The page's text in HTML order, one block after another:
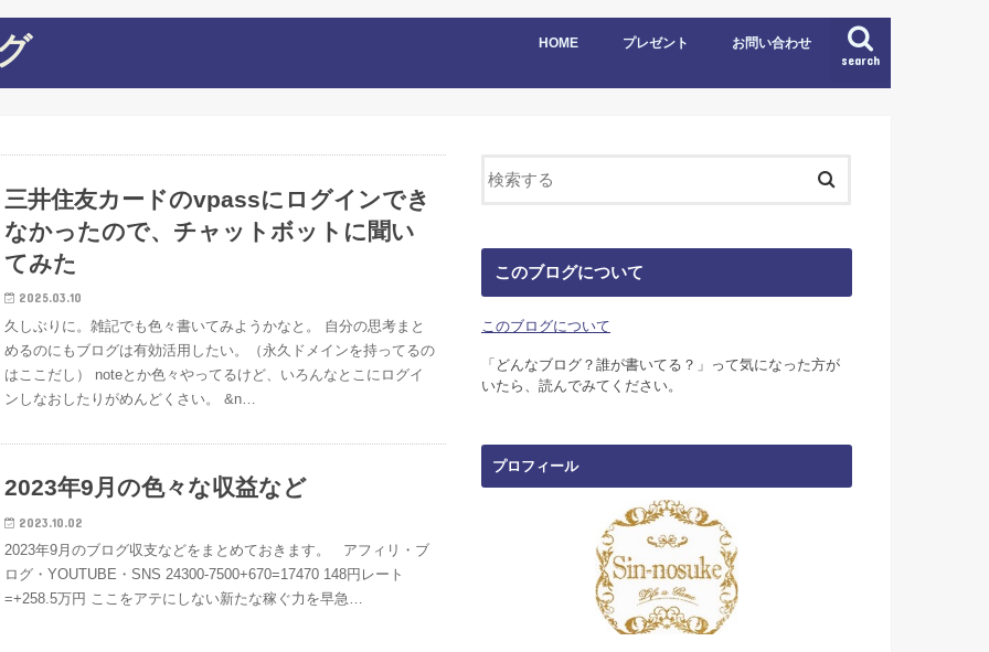
search
HOME プレゼント お問い合わせ
三井住友カードのvpassにログインでき
なかったので、チャットボットに聞い
てみた
2025.03.10
久しぶりに。雑記でも色々書いてみようかなと。 自分の思考まと
めるのにもブログは有効活用したい。（永久ドメインを持ってるの
はここだし） noteとか色々やってるけど、いろんなとこにログイ
ンしなおしたりがめんどくさい。 &n…
2023年9月の色々な収益など
2023.10.02
2023年9月のブログ収支などをまとめておきます。 アフィリ・ブ
ログ・YOUTUBE・SNS 24300-7500+670=17470 148円レート
=+258.5万円 ここをアテにしない新たな稼ぐ力を早急…
このブログについて
このブログについて
「どんなブログ？誰が書いてる？」って気になった方が
いたら、読んでみてください。
プロフィール